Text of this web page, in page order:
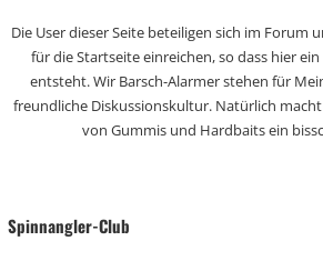
Die User dieser Seite beteiligen sich im Forum
für die Startseite einreichen, so dass hier
entsteht. Wir Barsch-Alarmer stehen für
freundliche Diskussionskultur. Natürlich
von Gummis und Hardbaits ein
Spinnangler-Club